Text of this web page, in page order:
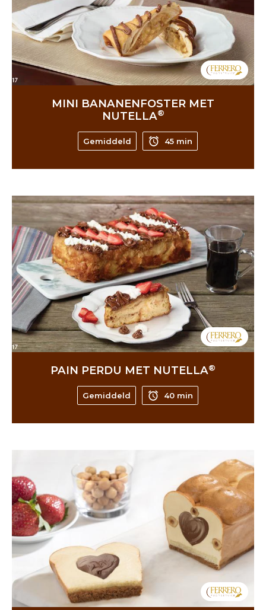
MINI BANANENFOSTER MET
NUTELLA®
Gemiddeld 45 min
PAIN PERDU MET NUTELLA®
Gemiddeld 40 min